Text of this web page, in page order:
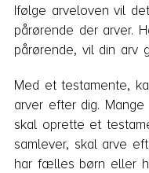
Ifølge arveloven vil
pårørende der arver.
pårørende, vil din arv
Med et testamente,
arver efter dig.
skal oprette et
samlever, skal arve
har fælles børn eller